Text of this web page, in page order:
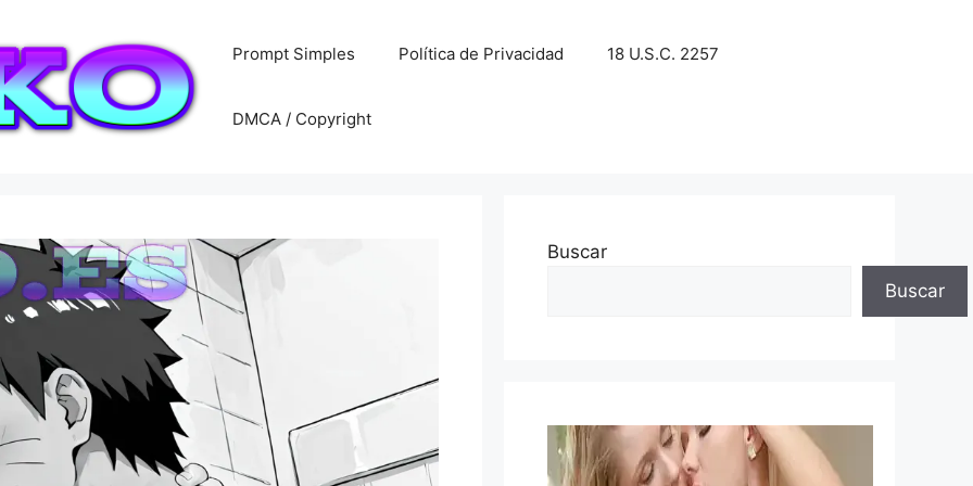
Prompt Simples Política de Privacidad 18 U.S.C. 2257
DMCA / Copyright
Buscar
Buscar